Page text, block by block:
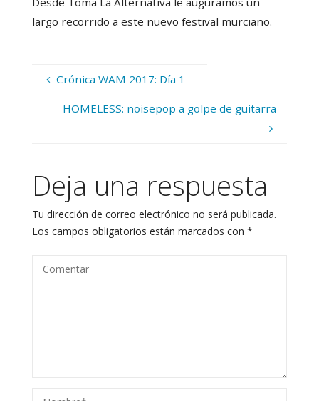
largo recorrido a este nuevo festival murciano.
Crónica WAM 2017: Día 1
HOMELESS: noisepop a golpe de guitarra
Deja una respuesta
Tu dirección de correo electrónico no será publicada.
Los campos obligatorios están marcados con *